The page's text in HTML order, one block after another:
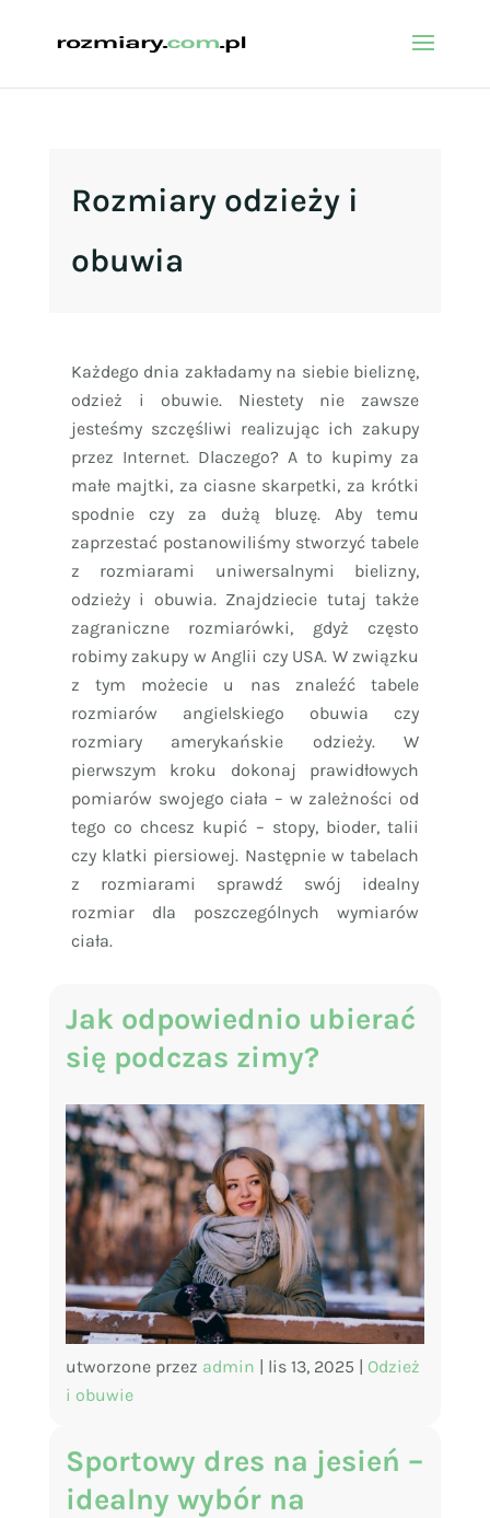
Rozmiary odzieży i
obuwia
Każdego dnia zakładamy na siebie bieliznę,
odzież i obuwie. Niestety nie zawsze
jesteśmy szczęśliwi realizując ich zakupy
przez Internet. Dlaczego? A to kupimy za
małe majtki, za ciasne skarpetki, za krótki
spodnie czy za dużą bluzę. Aby temu
zaprzestać postanowiliśmy stworzyć tabele
z rozmiarami uniwersalnymi bielizny,
odzieży i obuwia. Znajdziecie tutaj także
zagraniczne rozmiarówki, gdyż często
robimy zakupy w Anglii czy USA. W związku
z tym możecie u nas znaleźć tabele
rozmiarów angielskiego obuwia czy
rozmiary amerykańskie odzieży. W
pierwszym kroku dokonaj prawidłowych
pomiarów swojego ciała – w zależności od
tego co chcesz kupić – stopy, bioder, talii
czy klatki piersiowej. Następnie w tabelach
z rozmiarami sprawdź swój idealny
rozmiar dla poszczególnych wymiarów
ciała.
Jak odpowiednio ubierać
się podczas zimy?
utworzone przez admin | lis 13, 2025 | Odzież
i obuwie
Sportowy dres na jesień –
idealny wybór na